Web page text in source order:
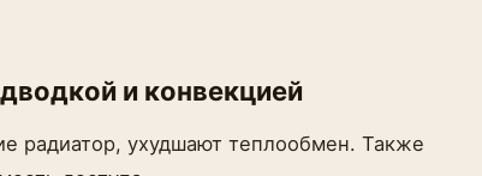
и конвекцией
радиатор, ухудшают теплообмен. Также